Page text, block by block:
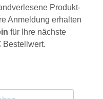
Produkt-
Anmeldung erhalten
für Ihre nächste
Bestellwert.